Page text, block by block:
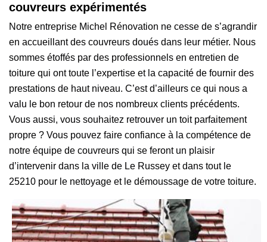
couvreurs expérimentés
Notre entreprise Michel Rénovation ne cesse de s’agrandir
en accueillant des couvreurs doués dans leur métier. Nous
sommes étoffés par des professionnels en entretien de
toiture qui ont toute l’expertise et la capacité de fournir des
prestations de haut niveau. C’est d’ailleurs ce qui nous a
valu le bon retour de nos nombreux clients précédents.
Vous aussi, vous souhaitez retrouver un toit parfaitement
propre ? Vous pouvez faire confiance à la compétence de
notre équipe de couvreurs qui se feront un plaisir
d’intervenir dans la ville de Le Russey et dans tout le
25210 pour le nettoyage et le démoussage de votre toiture.